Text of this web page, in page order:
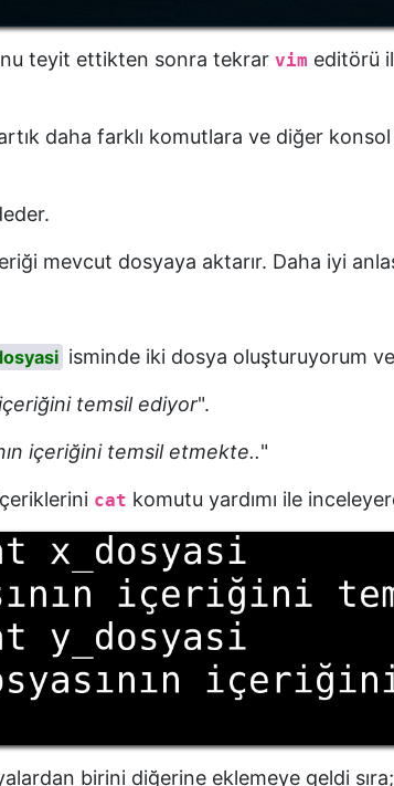
teyit ettikten sonra tekrar vim editörü
daha farklı komutlara ve diğer konsol
mevcut dosyaya aktarır. Daha iyi
isminde iki dosya oluşturuyorum
temsil ediyor".
içeriğini temsil etmekte.."
cat komutu yardımı ile
birini diğerine eklemeye geldi